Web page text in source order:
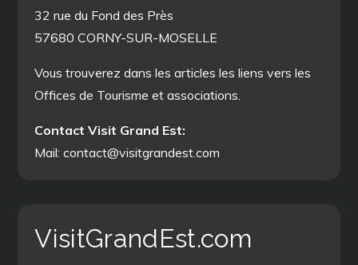
32 rue du Fond des Près
57680 CORNY-SUR-MOSELLE
Vous trouverez dans les articles les liens vers les
Offices de Tourisme et associations.
Contact Visit Grand Est:
Mail: contact@visitgrandest.com
VisitGrandEst.com